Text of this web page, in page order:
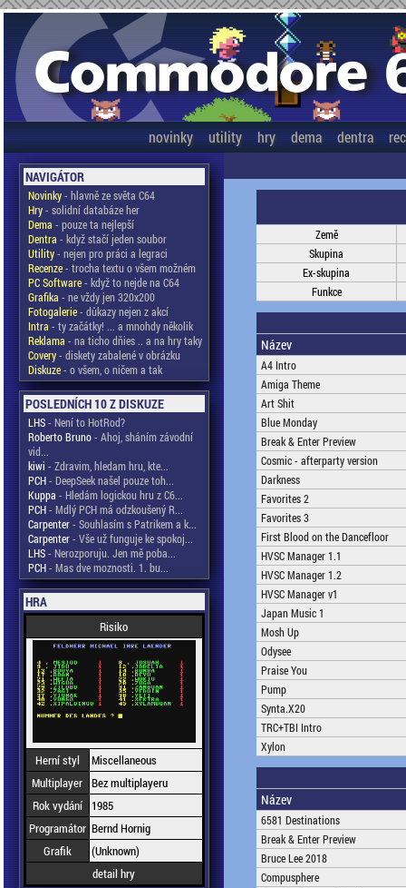
novinky utility hry dema dentra
NAVIGÁTOR
Novinky- hlavně ze světa C64
Hry- solidní databáze her
Dema - pouze ta nejlepší
Dentra - když stačí jeden soubor
Utility- nejen pro práci a legraci
Recenze- trocha textu o všem možném
PC Software- když to nejde na C64
Grafika - ne vždy jen 320x200
Fotogalerie- důkazy nejen z akcí
Intra - ty začátky! ... a mnohdy několik
Reklama - na ticho dňies .. a na hry taky
Covery- diskety zabalené v obrázku
Diskuze- o všem, o ničem a tak
POSLEDNÍCH 10 Z DISKUZE
LHS- Není to HotRod?
Roberto Bruno- Ahoj, sháním závodní
vid...
kiwi - Zdravim, hledam hru, kte...
PCH- DeepSeek našel pouze toh...
Kuppa - Hledám logickou hru z C6...
PCH- Mdlý PCH má odzkoušený R...
Carpenter- Souhlasím s Patrikem a k...
Carpenter- Vše už funguje ke spokoj...
LHS- Nerozporuju. Jen mě poba...
PCH- Mas dve moznosti. 1. bu...
HRA
Risiko
Herní styl
Miscellaneous
Multiplayer Bez multiplayeru
Rok vydání
1985
Programátor Bernd Hornig
Grafik
(Unknown)
detail hry
Země
Skupina
Ex-skupina
Funkce
Název
A4 Intro
Amiga Theme
Art Shit
Blue Monday
Break & Enter Preview
Cosmic - afterparty version
Darkness
Favorites 2
Favorites 3
First Blood on the Dancefloor
HVSC Manager 1.1
HVSC Manager 1.2
HVSC Manager v1
Japan Music 1
Mosh Up
Odysee
Praise You
Pump
Synta.X20
TRC+TBI Intro
Xylon
Název
6581 Destinations
Break & Enter Preview
Bruce Lee 2018
Compusphere